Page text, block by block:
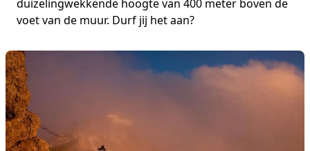
duizelingwekkende hoogte van 400 meter boven de
voet van de muur. Durf jij het aan?